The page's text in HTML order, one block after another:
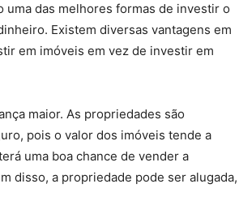
uma das melhores formas de investir o
heiro. Existem diversas vantagens em
ir em imóveis em vez de investir em
ça maior. As propriedades são
uro, pois o valor dos imóveis tende a
á uma boa chance de vender a
m disso, a propriedade pode ser alugada,